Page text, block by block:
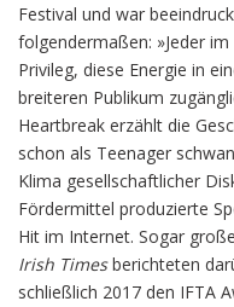
Festival und war
folgendermaßen: »Jeder
Privileg, diese Energie in
breiteren Publikum
Heartbreak erzählt die
schon als Teenager
Klima gesellschaftlicher
Fördermittel produzierte
Hit im Internet. Sogar
Irish Timesberichteten
schließlich 2017 den IFTA